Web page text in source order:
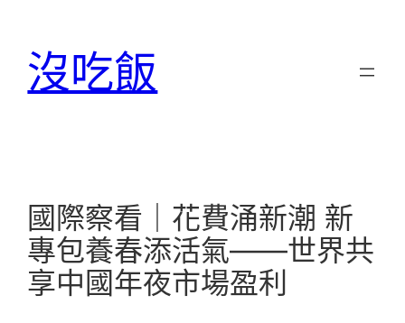
沒吃飯
國際察看｜花費涌新潮 新
專包養春添活氣——世界共
享中國年夜市場盈利